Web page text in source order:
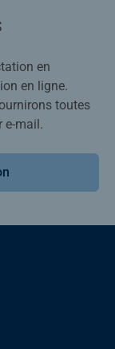
en
en ligne.
toutes
e-mail.